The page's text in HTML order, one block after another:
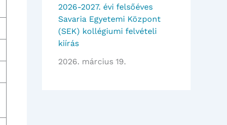
2026-2027. évi felsőéves
Savaria Egyetemi Központ
(SEK) kollégiumi felvételi
kiírás
2026. március 19.